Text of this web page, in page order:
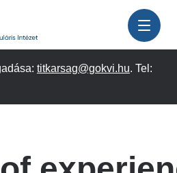
titkarsag@gokvi.hu. Tel: